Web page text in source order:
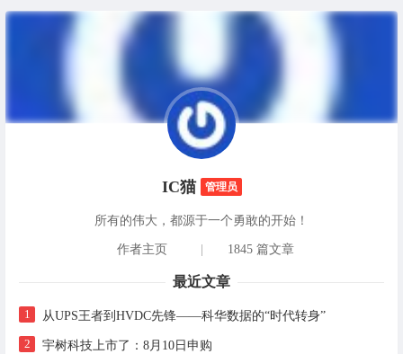
IC猫 管理员
所有的伟大，都源于一个勇敢的开始！
作者主页 1845 篇文章
最近文章
1 从UPS王者到HVDC先锋——科华数据的“时代转身”
2 宇树科技上市了：8月10日申购